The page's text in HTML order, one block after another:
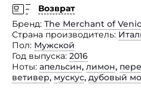
Возврат
Бренд The Merchant of
Страна производитель
Пол Мужской
Год выпуска 2016
Ноты апельсин, лимон,
ветивер, мускус, дубовый